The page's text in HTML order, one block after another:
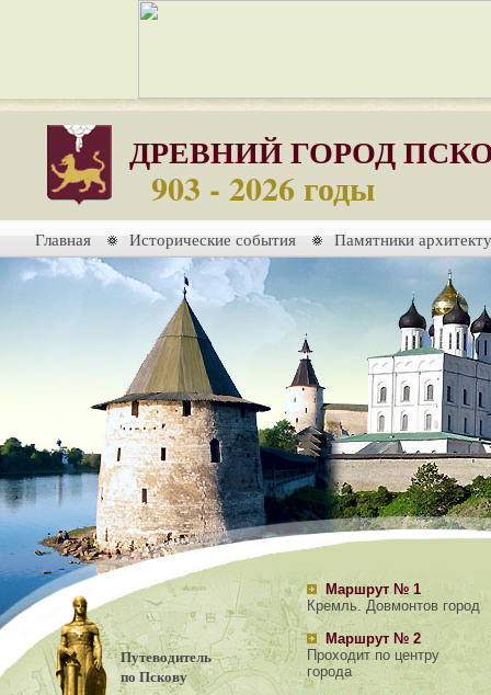
ДРЕВНИЙ ГОРОД
903 - 2026 годы
Главная Исторические события Памятники
Путеводитель
по Пскову
Маршрут № 1
Кремль. Довмонтов город
Маршрут № 2
Проходит по центру
города